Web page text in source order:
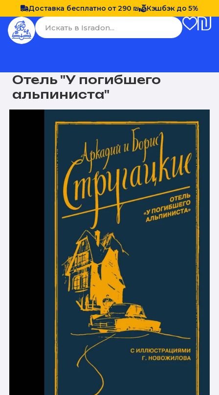
Доставка бесплатно от 290 ₪ Кэшбэк до 5%
Отель "У погибшего
альпиниста"